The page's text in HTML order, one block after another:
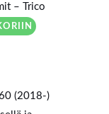
– Trico